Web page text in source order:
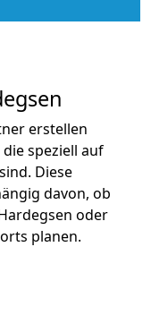
erstellen
speziell auf
Diese
davon, ob
oder
planen.